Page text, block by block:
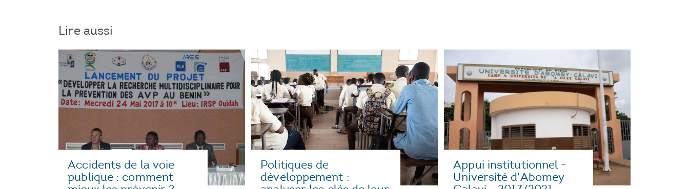
Lire aussi
Accidents de la voie
publique : comment
Politiques de
développement :
Appui institutionnel -
Université d'Abomey